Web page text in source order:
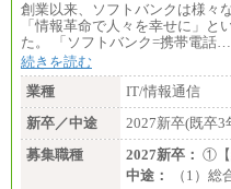
（４）
月給：201,000
想定年収：360
・520万円/32歳
年収例は賞与含
※キャリアや能
定します
※残業手当：別
創業以来、ソフトバンクは様々
「情報革命で人々を幸せに」と
た。 「ソフトバンク=携帯電話…
続きを読む
業種
IT/情報通信
新卒／中途
2027新卒(既卒3
募集職種
2027新卒： ①
中途：
（1）